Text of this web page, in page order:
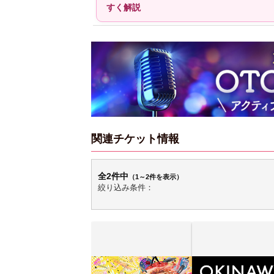
すく解説
関連チケット情報
全2件中 （1～2件を表示）
絞り込み条件：